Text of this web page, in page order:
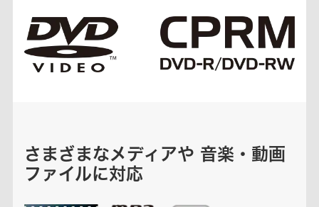
さまざまなメディアや 音楽・動画
ファイルに対応